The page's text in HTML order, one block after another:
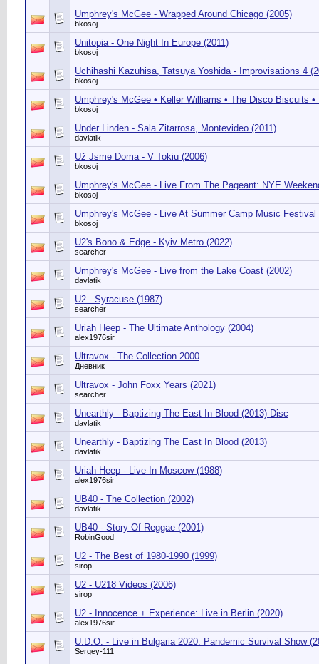
Umphrey's McGee - Wrapped Around Chicago (2005)
bkosoj
Unitopia - One Night In Europe (2011)
bkosoj
Uchihashi Kazuhisa, Tatsuya Yoshida - Improvisations 4
bkosoj
Umphrey's McGee • Keller Williams • The Disco Biscuits
bkosoj
Under Linden - Sala Zitarrosa, Montevideo (2011)
davlatik
Už Jsme Doma - V Tokiu (2006)
bkosoj
Umphrey's McGee - Live From The Pageant: NYE
bkosoj
Umphrey's McGee ‎- Live At Summer Camp Music Festival
bkosoj
U2's Bono & Edge - Kyiv Metro (2022)
searcher
Umphrey's McGee - Live from the Lake Coast (2002)
davlatik
U2 - Syracuse (1987)
searcher
Uriah Heep - The Ultimate Anthology (2004)
alex1976sir
Ultravox - The Collection 2000
Дневник
Ultravox - John Foxx Years (2021)
searcher
Unearthly - Baptizing The East In Blood (2013) Disc
davlatik
Unearthly - Baptizing The East In Blood (2013)
davlatik
Uriah Heep - Live In Moscow (1988)
alex1976sir
UB40 - The Collection (2002)
davlatik
UB40 - Story Of Reggae (2001)
RobinGood
U2 - The Best of 1980-1990 (1999)
sirop
U2 - U218 Videos (2006)
sirop
U2 - Innocence + Experience: Live in Berlin (2020)
alex1976sir
U.D.O. - Live in Bulgaria 2020. Pandemic Survival Show
Sergey-111